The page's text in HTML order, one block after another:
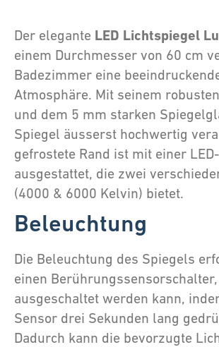
Der elegante LED Lichtspiegel
einem Durchmesser von 60 cm
Badezimmer eine
Atmosphäre. Mit seinem
und dem 5 mm starken
Spiegel äusserst hochwertig
gefrostete Rand ist mit einer
ausgestattet, die zwei
(4000 & 6000 Kelvin) bietet.
Beleuchtung
Die Beleuchtung des Spiegels
einen
ausgeschaltet werden kann,
Sensor drei Sekunden lang
Dadurch kann die bevorzugte